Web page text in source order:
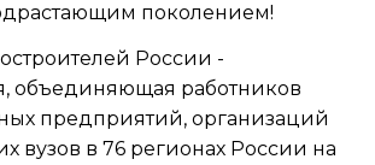
поколением!
России -
объединяющая работников
предприятий, организаций
вузов в 76 регионах России на